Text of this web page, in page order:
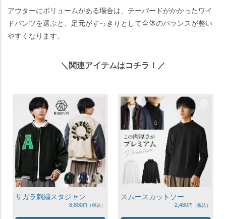
アウターにボリュームがある場合は、テーパードがかかったワイ
ドパンツを選ぶと、足元がすっきりとして全体のバランスが整い
やすくなります。
＼関連アイテムはコチラ！／
サガラ刺繍スタジャン
8,800
スムースカットソー
2,480